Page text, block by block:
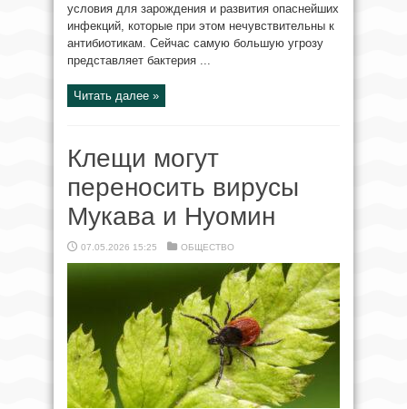
условия для зарождения и развития опаснейших
инфекций, которые при этом нечувствительны к
антибиотикам. Сейчас самую большую угрозу
представляет бактерия ...
Читать далее »
Клещи могут
переносить вирусы
Мукава и Нуомин
07.05.2026 15:25 ОБЩЕСТВО